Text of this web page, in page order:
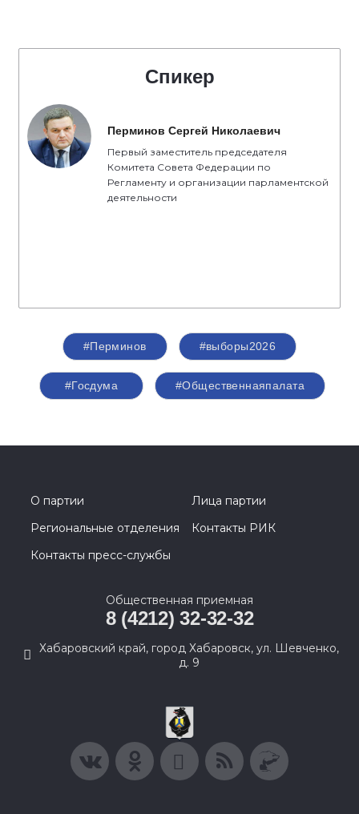
Спикер
Перминов Сергей Николаевич
Первый заместитель председателя
Комитета Совета Федерации по
Регламенту и организации парламентской
деятельности
#Перминов #выборы2026
#Госдума #Общественнаяпалата
О партии
Лица партии
Региональные отделения
Контакты РИК
Контакты пресс-службы
Общественная приемная
8 (4212) 32-32-32
Хабаровский край, город Хабаровск, ул. Шевченко,
д. 9